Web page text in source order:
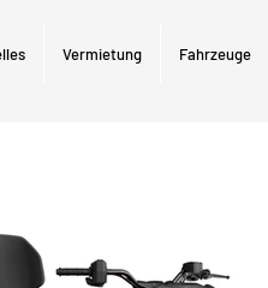
Vermietung Fahrzeuge